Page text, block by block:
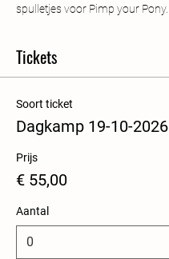
spulletjes voor Pimp your Pony.
Tickets
Soort ticket
Dagkamp 19-10-2026
Prijs
€ 55,00
Aantal